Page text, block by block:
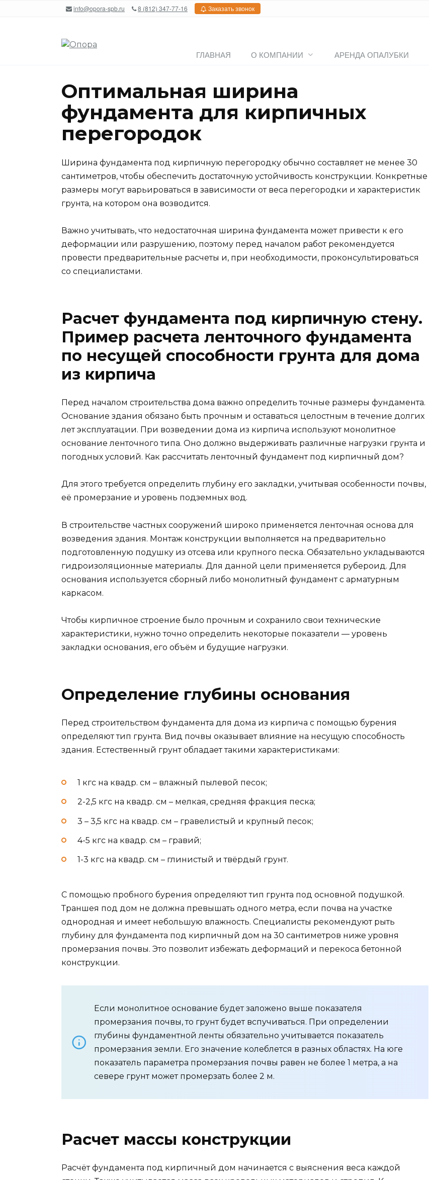
info@opora-spb.ru 8 (812) 347-77-16 Заказать звонок
ГЛАВНАЯ О КОМПАНИИ АРЕНДА ОПАЛУБКИ
Оптимальная ширина
фундамента для кирпичных
перегородок
Ширина фундамента под кирпичную перегородку обычно составляет не менее 30
сантиметров, чтобы обеспечить достаточную устойчивость конструкции. Конкретные
размеры могут варьироваться в зависимости от веса перегородки и характеристик
грунта, на котором она возводится.
Важно учитывать, что недостаточная ширина фундамента может привести к его
деформации или разрушению, поэтому перед началом работ рекомендуется
провести предварительные расчеты и, при необходимости, проконсультироваться
со специалистами.
Расчет фундамента под кирпичную стену.
Пример расчета ленточного фундамента
по несущей способности грунта для дома
из кирпича
Перед началом строительства дома важно определить точные размеры фундамента.
Основание здания обязано быть прочным и оставаться целостным в течение долгих
лет эксплуатации. При возведении дома из кирпича используют монолитное
основание ленточного типа. Оно должно выдерживать различные нагрузки грунта и
погодных условий. Как рассчитать ленточный фундамент под кирпичный дом?
Для этого требуется определить глубину его закладки, учитывая особенности почвы,
её промерзание и уровень подземных вод.
В строительстве частных сооружений широко применяется ленточная основа для
возведения здания. Монтаж конструкции выполняется на предварительно
подготовленную подушку из отсева или крупного песка. Обязательно укладываются
гидроизоляционные материалы. Для данной цели применяется рубероид. Для
основания используется сборный либо монолитный фундамент с арматурным
каркасом.
Чтобы кирпичное строение было прочным и сохранило свои технические
характеристики, нужно точно определить некоторые показатели — уровень
закладки основания, его объём и будущие нагрузки.
Определение глубины основания
Перед строительством фундамента для дома из кирпича с помощью бурения
определяют тип грунта. Вид почвы оказывает влияние на несущую способность
здания. Естественный грунт обладает такими характеристиками:
1 кгс на квадр. см – влажный пылевой песок;
2-2,5 кгс на квадр. см – мелкая, средняя фракция песка;
3 – 3,5 кгс на квадр. см – гравелистый и крупный песок;
4-5 кгс на квадр. см – гравий;
1-3 кгс на квадр. см – глинистый и твёрдый грунт.
С помощью пробного бурения определяют тип грунта под основной подушкой.
Траншея под дом не должна превышать одного метра, если почва на участке
однородная и имеет небольшую влажность. Специалисты рекомендуют рыть
глубину для фундамента под кирпичный дом на 30 сантиметров ниже уровня
промерзания почвы. Это позволит избежать деформаций и перекоса бетонной
конструкции.
Если монолитное основание будет заложено выше показателя
промерзания почвы, то грунт будет вспучиваться. При определении
глубины фундаментной ленты обязательно учитывается показатель
промерзания земли. Его значение колеблется в разных областях. На юге
показатель параметра промерзания почвы равен не более 1 метра, а на
севере грунт может промерзать более 2 м.
Расчет массы конструкции
Расчёт фундамента под кирпичный дом начинается с выяснения веса каждой